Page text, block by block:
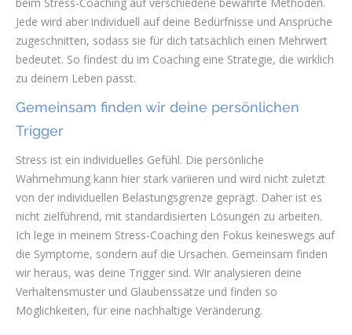
Jede wird aber individuell auf deine Bedürfnisse und Ansprüche
zugeschnitten, sodass sie für dich tatsächlich einen Mehrwert
bedeutet. So findest du im Coaching eine Strategie, die wirklich
zu deinem Leben passt.
Gemeinsam finden wir deine persönlichen
Trigger
Stress ist ein individuelles Gefühl. Die persönliche
Wahrnehmung kann hier stark variieren und wird nicht zuletzt
von der individuellen Belastungsgrenze geprägt. Daher ist es
nicht zielführend, mit standardisierten Lösungen zu arbeiten.
Ich lege in meinem Stress-Coaching den Fokus keineswegs auf
die Symptome, sondern auf die Ursachen. Gemeinsam finden
wir heraus, was deine Trigger sind. Wir analysieren deine
Verhaltensmuster und Glaubenssätze und finden so
Möglichkeiten, für eine nachhaltige Veränderung.